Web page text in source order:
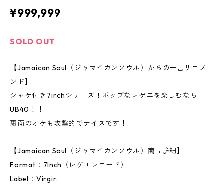
¥999,999
SOLD OUT
【Jamaican Soul（ジャマイカンソウル）からの一言リコメ
ンド】
ジャケ付き7inchシリーズ！ポップなレゲエを楽しむなら
UB40！！
裏面のオケも攻撃的でナイスです！
【Jamaican Soul（ジャマイカンソウル）商品詳細】
Format：7Inch（レゲエレコード）
Label：Virgin